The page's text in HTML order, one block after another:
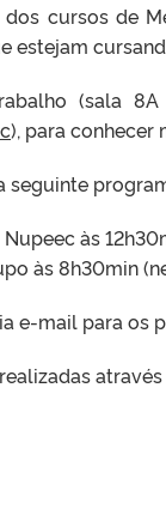
cursos de
estejam
(sala
), para conhecer
seguinte
às
às 8h30min
e-mail para os